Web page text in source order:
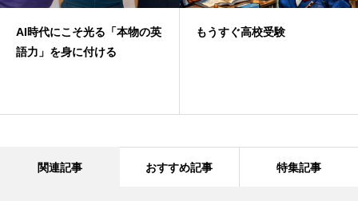
AI時代にこそ光る「本物の英
語力」を身に付ける
もうすぐ高校受験
関連記事 おすすめ記事 特集記事